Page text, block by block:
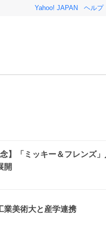
Yahoo! JAPAN ヘルプ
】「ミッキー＆フレンズ
開
業美術大と産学連携